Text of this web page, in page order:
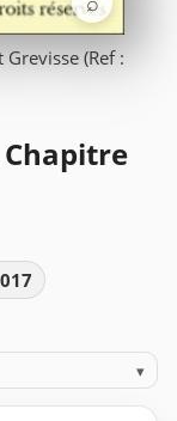
(Ref :
▾